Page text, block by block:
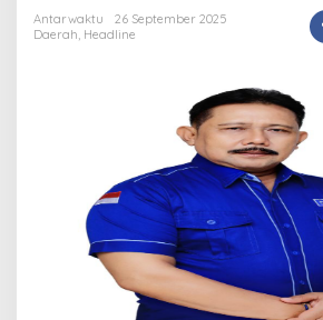
Provinsi
Depan
Pertanian
di
Kota
Tangerang
Antarwaktu
26 September 2025
Daerah, Headline